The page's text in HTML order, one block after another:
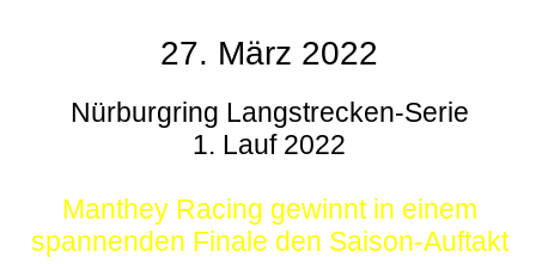
27. März 2022
Nürburgring Langstrecken-Serie
1. Lauf 2022
Manthey Racing gewinnt in einem
spannenden Finale den Saison-Auftakt